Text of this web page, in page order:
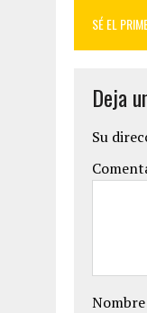
SÉ EL
Deja
Su
Nombre